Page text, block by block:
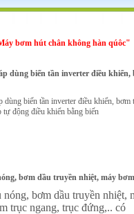
bơm hút chân không hàn qúôc"
dùng biến tần inverter điều
dùng biến tần inverter điều khiển,
tự động điều khiển bằng biến
bơm dầu truyền nhiệt, máy
nóng, bơm dầu truyền nhiệt,
trục ngang, trục đứng,.. có